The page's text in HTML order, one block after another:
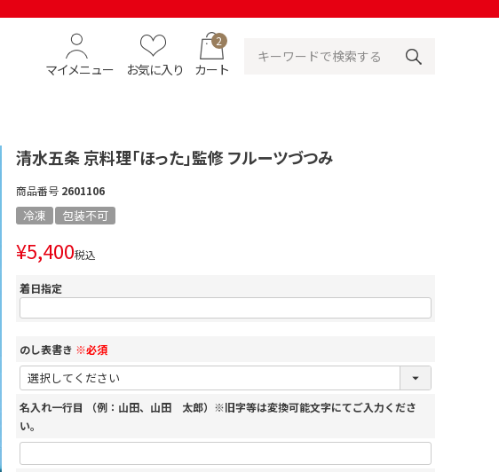
マイメニュー お気に入り
2
カート
清水五条 京料理「ほった」監修 フルーツづつみ
商品番号 2601106
冷凍 包装不可
¥5,400税込
着日指定
のし表書き ※必須
名入れ一行目 （例：山田、山田 太郎）※旧字等は変換可能文字にてご入力くださ
い。